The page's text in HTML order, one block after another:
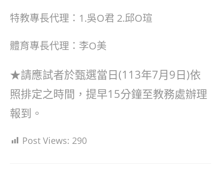
特教專長代理：1.吳O君 2.邱O瑄
體育專長代理：李O美
★請應試者於甄選當日(113年7月9日)依
照排定之時間，提早15分鐘至教務處辦理
報到。
Post Views: 290